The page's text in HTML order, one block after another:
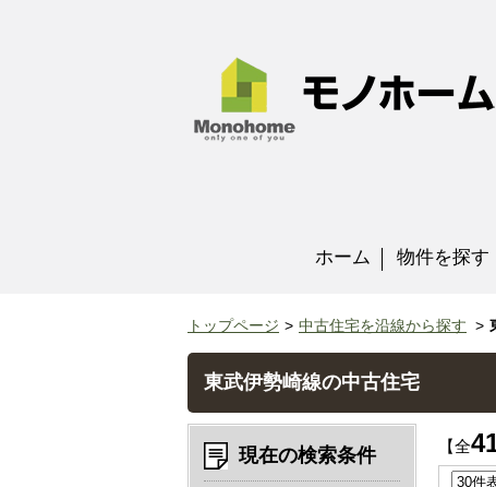
ホーム 物件を探す
トップページ 中古住宅を沿線から探す
東武伊勢崎線の中古住宅
【全
現在の検索条件